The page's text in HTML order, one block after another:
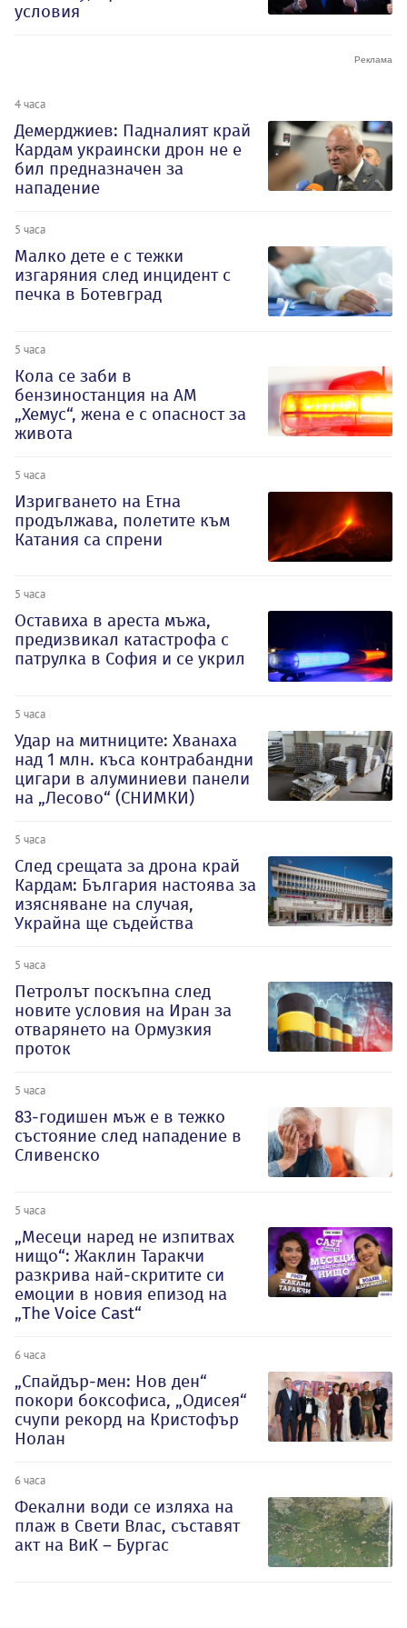
условия
4 часа
Демерджиев: Падналият край
Кардам украински дрон не е
бил предназначен за
нападение
5 часа
Малко дете е с тежки
изгаряния след инцидент с
печка в Ботевград
5 часа
Кола се заби в
бензиностанция на АМ
„Хемус“, жена е с опасност за
живота
5 часа
Изригването на Етна
продължава, полетите към
Катания са спрени
5 часа
Оставиха в ареста мъжа,
предизвикал катастрофа с
патрулка в София и се укрил
5 часа
Удар на митниците: Хванаха
над 1 млн. къса контрабандни
цигари в алуминиеви панели
на „Лесово“ (СНИМКИ)
5 часа
След срещата за дрона край
Кардам: България настоява за
изясняване на случая,
Украйна ще съдейства
5 часа
Петролът поскъпна след
новите условия на Иран за
отварянето на Ормузкия
проток
5 часа
83-годишен мъж е в тежко
състояние след нападение в
Сливенско
5 часа
„Месеци наред не изпитвах
нищо“: Жаклин Таракчи
разкрива най-скритите си
емоции в новия епизод на
„The Voice Cast“
6 часа
„Спайдър-мен: Нов ден“
покори боксофиса, „Одисея“
счупи рекорд на Кристофър
Нолан
6 часа
Фекални води се изляха на
плаж в Свети Влас, съставят
акт на ВиК – Бургас